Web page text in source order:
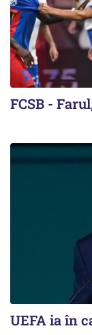
FCSB -
UEFA ia în